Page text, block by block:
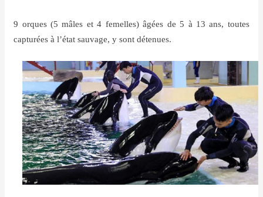
9 orques (5 mâles et 4 femelles) âgées de 5 à 13 ans, toutes
capturées à l’état sauvage, y sont détenues.